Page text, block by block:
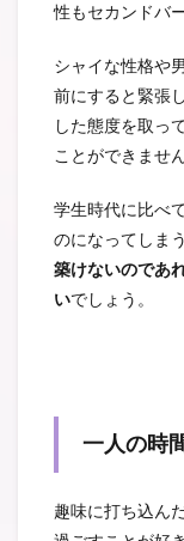
性もセカンドバ
シャイな性格や
前にすると緊張
した態度を取っ
ことができません
学生時代に比べ
のになってしま
築けないのであ
いでしょう。
一人の時
趣味に打ち込ん